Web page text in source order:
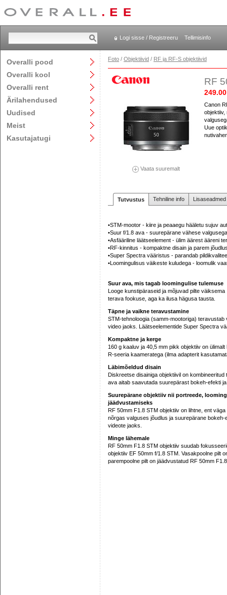
Logi sisse / Registreeru Tellimisinfo
Overalli pood
Overalli kool
Overalli rent
Ärilahendused
Uudised
Meist
Kasutajatugi
Foto / Objektiivid / RF ja RF-S objektiivid
Vaata suuremalt
RF
Canon
objektiiv,
Uue
Tutvustus Tehniline info
•STM-mootor - kiire ja peaaegu hääletu sujuv
•Suur f/1.8 ava - suurepärane vähese
•Asfääriline läätseelement - ülim äärest ääreni
•RF-kinnitus - kompaktne disain ja parem
•Super Spectra vääristus - parandab
•Loomingulisus väikeste kuludega - loomulik
Suur ava, mis tagab loomingulise tulemuse
Looge kunstipäraseid ja mõjuvad pilte
terava fookuse, aga ka ilusa hägusa tausta.
Täpne ja vaikne teravustamine
STM-tehnoloogia (samm-mootoriga) teravustab
video jaoks. Läätseelementide Super Spectra
Kompaktne ja kerge
160 g kaaluv ja 40,5 mm pikk objektiiv on
R-seeria kaameratega (ilma adapterit
Läbimõeldud disain
Diskreetse disainiga objektiivil on
ava aitab saavutada suurepärast bokeh-efekti
Suurepärane objektiiv nii portreede,
jäädvustamiseks
RF 50mm F1.8 STM objektiiv on lihtne, ent
nõrgas valguses jõudlus ja suurepärane
videote jaoks.
Minge lähemale
RF 50mm F1.8 STM objektiiv suudab
objektiiv EF 50mm f/1.8 STM. Vasakpoolne pilt
parempoolne pilt on jäädvustatud RF 50mm